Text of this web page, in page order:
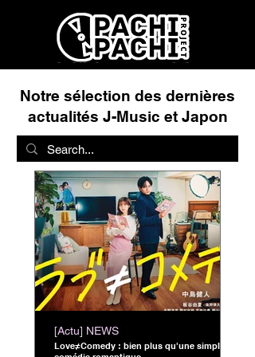
Notre sélection des dernières
actualités J-Music et Japon
Love≠Comedy : bien plus qu'une simple
[Actu] NEWS